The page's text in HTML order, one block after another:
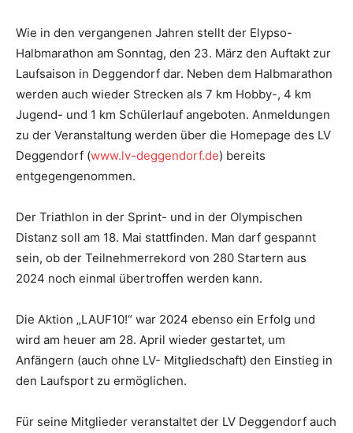
Wie in den vergangenen Jahren stellt der Elypso-
Halbmarathon am Sonntag, den 23. März den Auftakt zur
Laufsaison in Deggendorf dar. Neben dem Halbmarathon
werden auch wieder Strecken als 7 km Hobby-, 4 km
Jugend- und 1 km Schülerlauf angeboten. Anmeldungen
zu der Veranstaltung werden über die Homepage des LV
Deggendorf (www.lv-deggendorf.de) bereits
entgegengenommen.
Der Triathlon in der Sprint- und in der Olympischen
Distanz soll am 18. Mai stattfinden. Man darf gespannt
sein, ob der Teilnehmerrekord von 280 Startern aus
2024 noch einmal übertroffen werden kann.
Die Aktion „LAUF10!“ war 2024 ebenso ein Erfolg und
wird am heuer am 28. April wieder gestartet, um
Anfängern (auch ohne LV- Mitgliedschaft) den Einstieg in
den Laufsport zu ermöglichen.
Für seine Mitglieder veranstaltet der LV Deggendorf auch